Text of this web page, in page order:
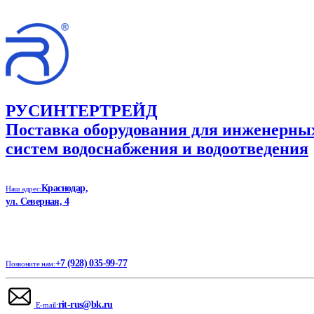
РУСИНТЕРТРЕЙД
Поставка оборудования для
систем водоснабжения и водоотведения
Наш адрес:Краснодар,
ул. Северная, 4
Позвоните нам:+7 (928) 035-99-77
E-mail:rit-rus@bk.ru